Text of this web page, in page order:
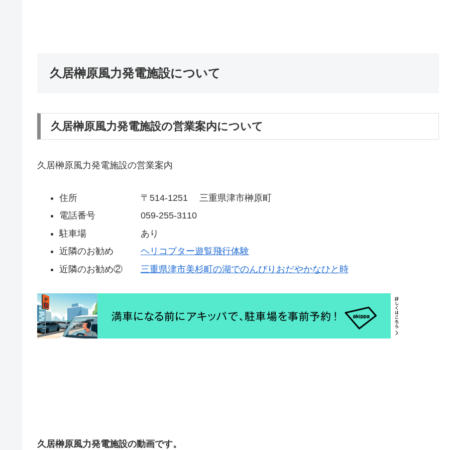
久居榊原風力発電施設について
久居榊原風力発電施設の営業案内について
久居榊原風力発電施設の営業案内
住所 〒514-1251 三重県津市榊原町
電話番号 059-255-3110
駐車場 あり
近隣のお勧め ヘリコプター遊覧飛行体験
近隣のお勧め② 三重県津市美杉町の湖でのんびりおだやかなひと時
久居榊原風力発電施設の動画です。